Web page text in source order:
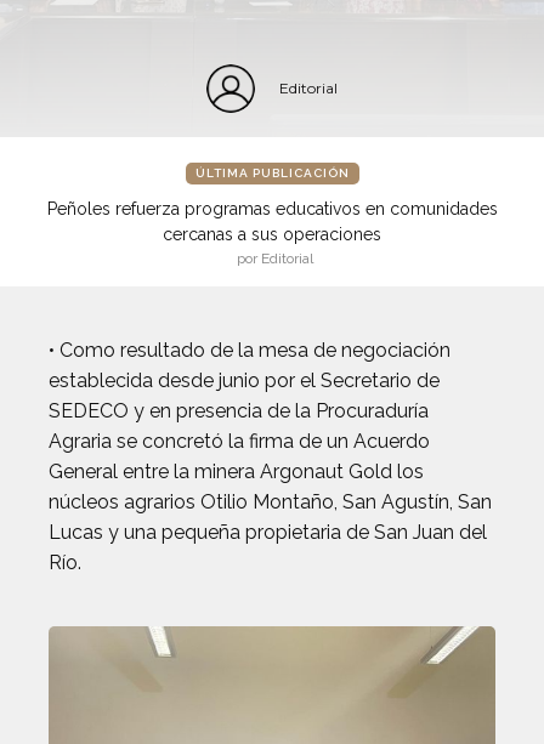
Editorial
ÚLTIMA PUBLICACIÓN
Peñoles refuerza programas educativos en comunidades
cercanas a sus operaciones
por Editorial
• Como resultado de la mesa de negociación
establecida desde junio por el Secretario de
SEDECO y en presencia de la Procuraduría
Agraria se concretó la firma de un Acuerdo
General entre la minera Argonaut Gold los
núcleos agrarios Otilio Montaño, San Agustín, San
Lucas y una pequeña propietaria de San Juan del
Río.